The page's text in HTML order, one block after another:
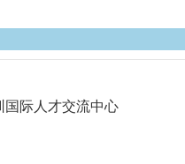
国际人才交流中心